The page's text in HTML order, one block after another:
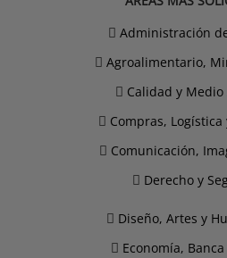
Administración
Agroalimentario,
Calidad y
Compras,
Comunicación,
Derecho y
Diseño, Artes y
Economía,